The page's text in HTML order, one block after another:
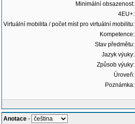
Minimální obsazenost:
4EU+:
Virtuální mobilita / počet míst pro virtuální mobilitu:
Kompetence:
Stav předmětu:
Jazyk výuky:
Způsob výuky:
Úroveň:
Poznámka:
Anotace -